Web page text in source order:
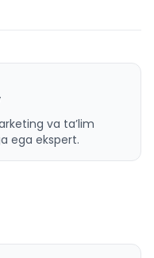
va ta’lim
ega ekspert.